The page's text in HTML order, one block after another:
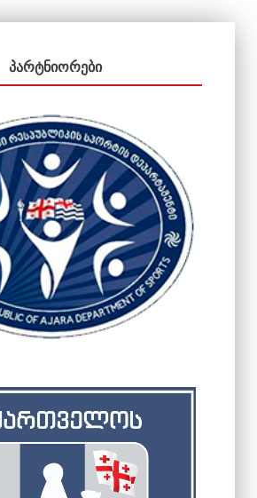
ᲞᲐᲠᲢᲜᲘᲝᲠᲔᲑᲘ